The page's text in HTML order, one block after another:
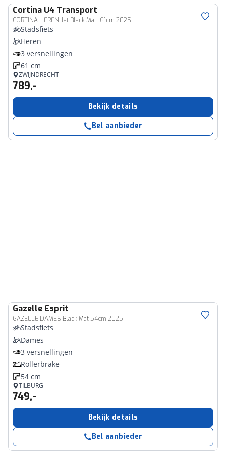
Cortina U4 Transport
CORTINA HEREN Jet Black Matt 61cm 2025
Stadsfiets
Heren
3 versnellingen
61 cm
ZWIJNDRECHT
789,-
Bekijk details
Bel aanbieder
Gazelle Esprit
GAZELLE DAMES Black Mat 54cm 2025
Stadsfiets
Dames
3 versnellingen
Rollerbrake
54 cm
TILBURG
749,-
Bekijk details
Bel aanbieder